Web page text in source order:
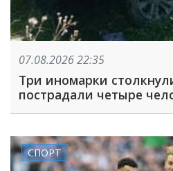
07.08.2026 22:35
Три иномарки
пострадали четыре
СПОРТ